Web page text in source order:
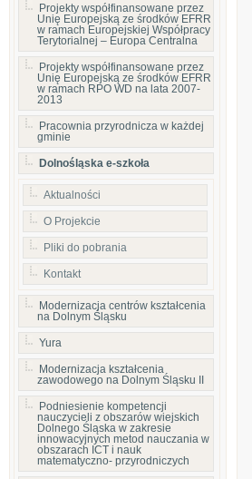
Projekty współfinansowane przez
Unię Europejską ze środków EFRR
w ramach Europejskiej Współpracy
Terytorialnej – Europa Centralna
Projekty współfinansowane przez
Unię Europejską ze środków EFRR
w ramach RPO WD na lata 2007-
2013
Pracownia przyrodnicza w każdej
gminie
Dolnośląska e-szkoła
Aktualności
O Projekcie
Pliki do pobrania
Kontakt
Modernizacja centrów kształcenia
na Dolnym Śląsku
Yura
Modernizacja kształcenia
zawodowego na Dolnym Śląsku II
Podniesienie kompetencji
nauczycieli z obszarów wiejskich
Dolnego Śląska w zakresie
innowacyjnych metod nauczania w
obszarach ICT i nauk
matematyczno- przyrodniczych